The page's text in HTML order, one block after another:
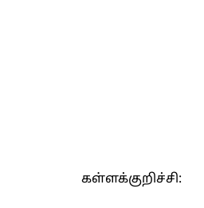
கள்ளக்குறிச்சி: